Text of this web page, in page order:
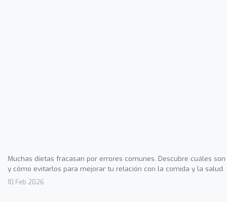
Muchas dietas fracasan por errores comunes. Descubre cuáles son
y cómo evitarlos para mejorar tu relación con la comida y la salud.
10 Feb 2026